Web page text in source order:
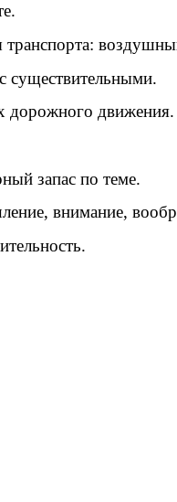
существительными.
дорожного движения.
запас по теме.
внимание,